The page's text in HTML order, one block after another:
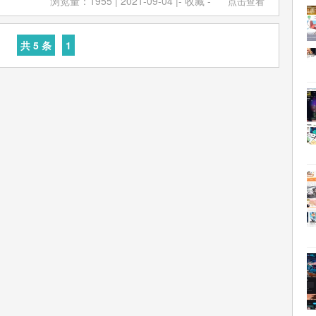
家编制的2018年度（第十五届）《世界品牌500强》排行
中国银行排名第198位。2019年12月，中国银行入选2019中
100品牌。 2019年12月18日，人民日报发布中国品牌发展指
排名第21位。2020年3月，入选全球品牌价值500强第20
金融租赁、人寿保险等领域 2017年2月，Brand Finance
强品牌榜单，中国农业银行排名第34位。2018年7月，英
布2018年全球银行1000强排名榜单，中国农业银行排名第4
世界500强排名第40位。 2018年12月，世界品牌实验室发
共 5 条 1